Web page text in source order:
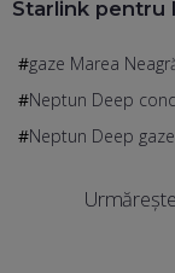
Starlink pentru
gaze Marea
Neptun Deep
Neptun Deep gaze